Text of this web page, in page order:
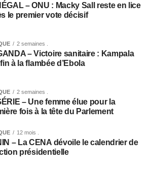
– ONU : Macky Sall reste en lice
le premier vote décisif
2 semaines .
– Victoire sanitaire : Kampala
à la flambée d’Ebola
2 semaines .
– Une femme élue pour la
fois à la tête du Parlement
12 mois .
– La CENA dévoile le calendrier de
présidentielle